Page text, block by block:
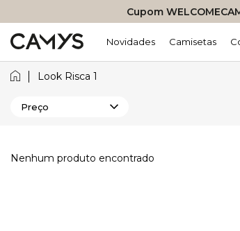
Cupom
Novidades Camisetas
Look Risca 1
Preço
Nenhum produto encontrado